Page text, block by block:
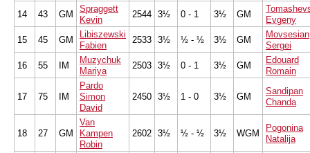
14
43 GM
Spraggett
Kevin
2544 3½ 0 - 1 3½ GM
Evgeny
15
45 GM
Libiszewski
Fabien
2533 3½ ½ - ½ 3½ GM
Movsesian
Sergei
16
55 IM
Muzychuk
Mariya
2503 3½ 0 - 1 3½ GM
Edouard
Romain
17 75 IM
Pardo
Simon
David
2450 3½ 1 - 0 3½ GM
Sandipan
Chanda
18 27 GM
Van
Kampen
Robin
2602 3½ ½ - ½ 3½ WGM
Pogonina
Natalija